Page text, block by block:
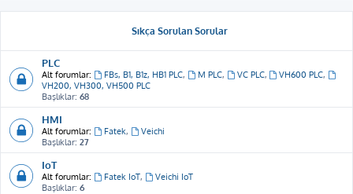
Sıkça Sorulan Sorular
PLC
Alt forumlar: FBs, B1, B1z, HB1 PLC, M PLC, VC PLC, VH600 PLC,
VH200, VH300, VH500 PLC
Başlıklar: 68
HMI
Alt forumlar: Fatek,
Veichi
Başlıklar: 27
IoT
Alt forumlar: Fatek IoT,
Veichi IoT
Başlıklar: 6